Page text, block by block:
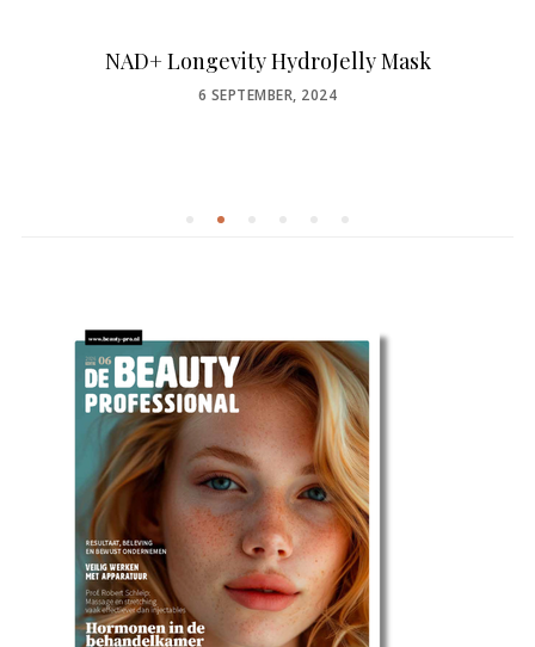
NAD+ Longevity HydroJelly Mask
POSTED
6 SEPTEMBER, 2024